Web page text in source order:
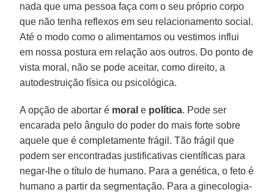
nada que uma pessoa faça com o seu próprio corpo
que não tenha reflexos em seu relacionamento social.
Até o modo como o alimentamos ou vestimos influi
em nossa postura em relação aos outros. Do ponto de
vista moral, não se pode aceitar, como direito, a
autodestruição física ou psicológica.
A opção de abortar é moral e política. Pode ser
encarada pelo ângulo do poder do mais forte sobre
aquele que é completamente frágil. Tão frágil que
podem ser encontradas justificativas científicas para
negar-lhe o título de humano. Para a genética, o feto é
humano a partir da segmentação. Para a ginecologia-